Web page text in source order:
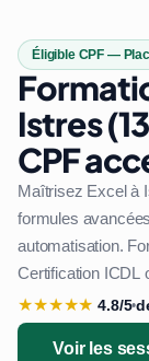
Éligible CPF —
Istres
CPF
Maîtrisez Excel à
formules
automatisation.
Certification ICDL
★★★★★ 4.8/5•
Voir les